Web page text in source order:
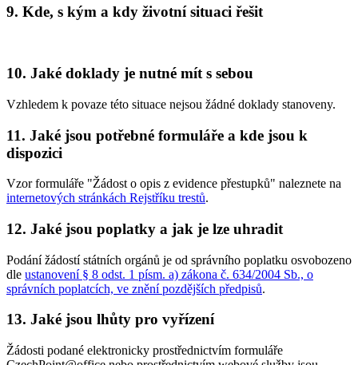
9. Kde, s kým a kdy životní situaci řešit
10. Jaké doklady je nutné mít s sebou
Vzhledem k povaze této situace nejsou žádné doklady stanoveny.
11. Jaké jsou potřebné formuláře a kde jsou k
dispozici
Vzor formuláře "Žádost o opis z evidence přestupků" naleznete na
internetových stránkách Rejstříku trestů.
12. Jaké jsou poplatky a jak je lze uhradit
Podání žádostí státních orgánů je od správního poplatku osvobozeno
dle ustanovení § 8 odst. 1 písm. a) zákona č. 634/2004 Sb., o
správních poplatcích, ve znění pozdějších předpisů.
13. Jaké jsou lhůty pro vyřízení
Žádosti podané elektronicky prostřednictvím formuláře